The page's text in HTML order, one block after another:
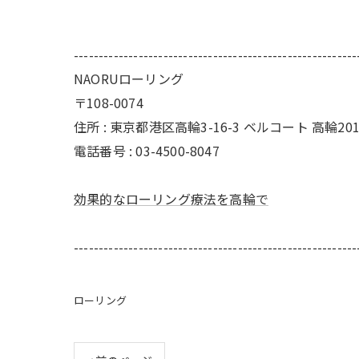
NAORUローリング
〒108-0074
住所 : 東京都港区高輪3-16-3 ベルコート 高輪201
電話番号 : 03-4500-8047
効果的なローリング療法を高輪で
ローリング